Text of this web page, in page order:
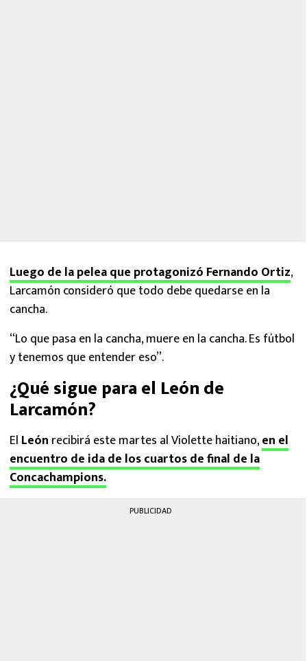
Luego de la pelea que protagonizó Fernando Ortiz,
Larcamón consideró que todo debe quedarse en la
cancha.
“Lo que pasa en la cancha, muere en la cancha. Es fútbol
y tenemos que entender eso”.
¿Qué sigue para el León de
Larcamón?
El León recibirá este martes al Violette haitiano,en el
encuentro de ida de los cuartos de final de la
Concachampions.
PUBLICIDAD